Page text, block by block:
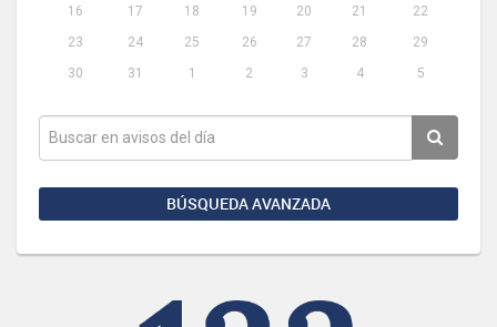
16
17 18 19 20 21
22
23
24 25 26 27 28
29
30
31 1 2 3 4 5
BÚSQUEDA AVANZADA